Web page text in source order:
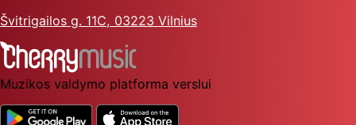
Švitrigailos g. 11C, 03223 Vilnius
Muzikos valdymo platforma verslui